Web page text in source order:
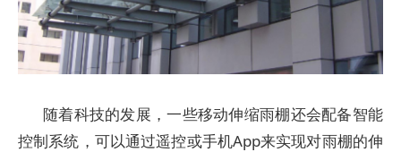
随着科技的发展，一些移动伸缩雨棚还会配备智能
控制系统，可以通过遥控或手机App来实现对雨棚的伸